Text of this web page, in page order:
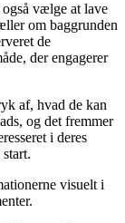
vælge at lave
om baggrunden
de
der engagerer
af, hvad de kan
og det fremmer
i deres
visuelt i